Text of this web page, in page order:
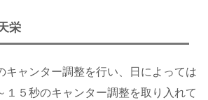
栄
キャンター調整を行い、日によっては
１５秒のキャンター調整を取り入れて